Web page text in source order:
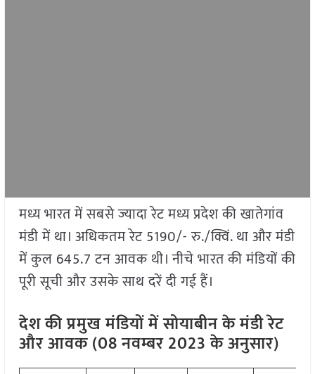
मध्य भारत में सबसे ज्यादा रेट मध्य प्रदेश की खातेगांव
मंडी में था। अधिकतम रेट 5190/- रु./क्विं. था और मंडी
में कुल 645.7 टन आवक थी। नीचे भारत की मंडियों की
पूरी सूची और उसके साथ दरें दी गई हैं।
देश की प्रमुख मंडियों में सोयाबीन के मंडी रेट
और आवक (08 नवम्बर 2023 के अनुसार)